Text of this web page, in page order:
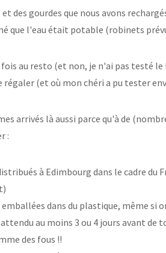
des gourdes que nous avons
que l'eau était potable (robinets
fois au resto (et non, je n'ai pas testé
(et où mon chéri a pu tester
arrivés là aussi parce qu'à de
:
à Edimbourg dans le cadre du
dans du plastique, même si
au moins 3 ou 4 jours avant
des fous !!